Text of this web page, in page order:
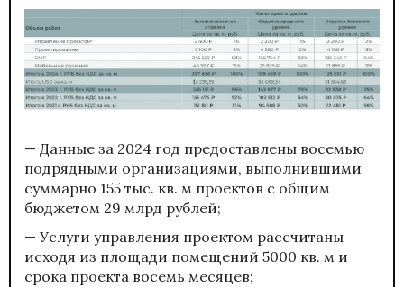
— Данные за 2024 год предоставлены восемью
подрядными организациями, выполнившими
суммарно 155 тыс. кв. м проектов с общим
бюджетом 29 млрд рублей;
— Услуги управления проектом рассчитаны
исходя из площади помещений 5000 кв. м и
срока проекта восемь месяцев;